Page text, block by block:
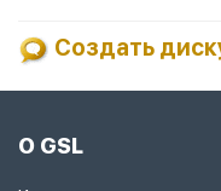
Создать
О GSL